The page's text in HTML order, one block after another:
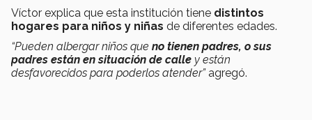
Víctor explica que esta institución tiene distintos
hogares para niños y niñas de diferentes edades.
“Pueden albergar niños que no tienen padres, o sus
padres están en situación de calle y están
desfavorecidos para poderlos atender”agregó.